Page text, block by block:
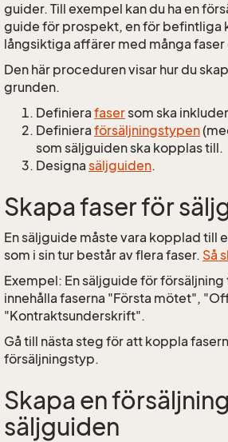
guider. Till exempel kan du ha en
guide för prospekt, en för befintliga
långsiktiga affärer med många
Den här proceduren visar hur du
grunden.
Definiera fasersom ska
Definiera försäljningstypen
som säljguiden ska kopplas till.
Designa säljguiden.
Skapa faser för
En säljguide måste vara kopplad till
som i sin tur består av flera faser. Så
Exempel: En säljguide för försäljning
innehålla faserna "Första mötet",
"Kontraktsunderskrift".
Gå till nästa steg för att koppla
försäljningstyp.
Skapa en
säljguiden